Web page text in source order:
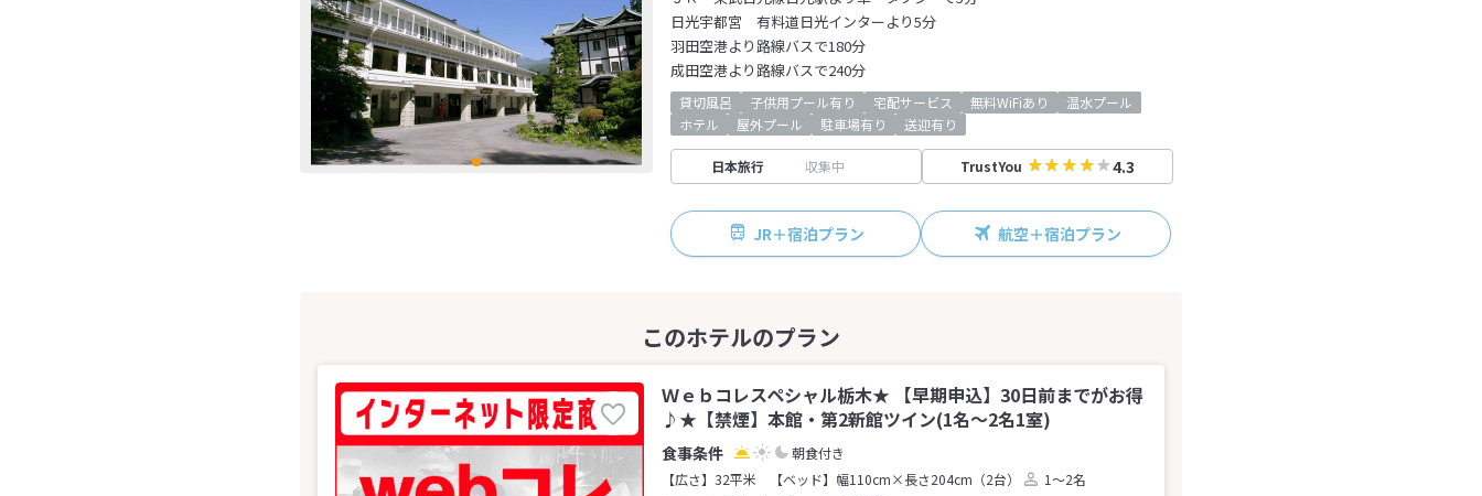
日光宇都宮 有料道日光インターより5分
羽田空港より路線バスで180分
成田空港より路線バスで240分
貸切風呂 子供用プール有り 宅配サービス 無料WiFiあり
温水プール
ホテル
屋外プール 駐車場有り 送迎有り
日本旅行 収集中 TrustYou 4.3
JR＋宿泊プラン 航空＋宿泊プラン
Ｗｅｂコレスペシャル栃木★ 【早期申込】30日前までがお得
♪★【禁煙】本館・第2新館ツイン(1名～2名1室)
朝食付き
【広さ】32平米
【ベッド】幅110cm×長さ204cm（2台）
1～2名